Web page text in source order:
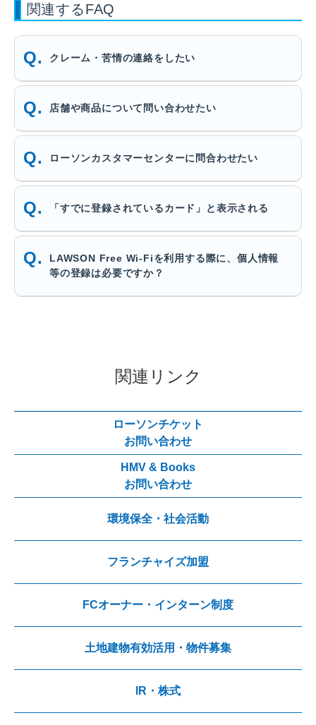
関連するFAQ
クレーム・苦情の連絡をしたい
店舗や商品について問い合わせたい
ローソンカスタマーセンターに問合わせたい
「すでに登録されているカード」と表示される
LAWSON Free Wi-Fiを利用する際に、個人情報
等の登録は必要ですか？
関連リンク
ローソンチケット
お問い合わせ
HMV & Books
お問い合わせ
環境保全・社会活動
フランチャイズ加盟
FCオーナー・インターン制度
土地建物有効活用・物件募集
IR・株式